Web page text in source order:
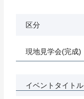
区分
現地見学会(完成)
イベントタイトル